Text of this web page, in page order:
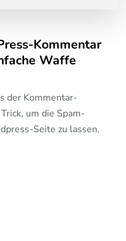
Kommentar
Waffe
der Kommentar-
um die Spam-
Seite zu lassen.